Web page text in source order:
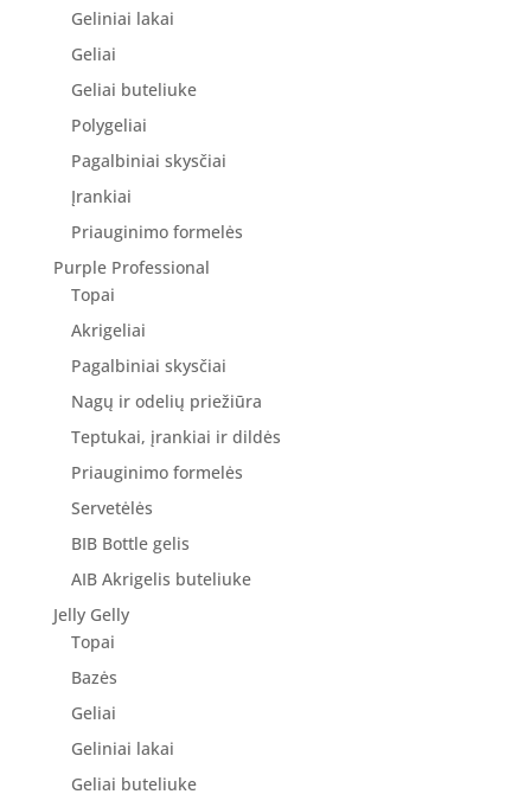
Geliniai lakai
Geliai
Geliai buteliuke
Polygeliai
Pagalbiniai skysčiai
Įrankiai
Priauginimo formelės
Purple Professional
Topai
Akrigeliai
Pagalbiniai skysčiai
Nagų ir odelių priežiūra
Teptukai, įrankiai ir dildės
Priauginimo formelės
Servetėlės
BIB Bottle gelis
AIB Akrigelis buteliuke
Jelly Gelly
Topai
Bazės
Geliai
Geliniai lakai
Geliai buteliuke